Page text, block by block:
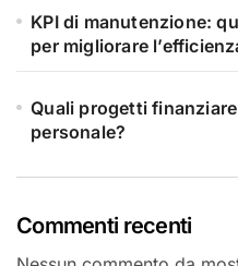
KPI di manutenzione:
per migliorare
Quali progetti
personale?
Commenti recenti